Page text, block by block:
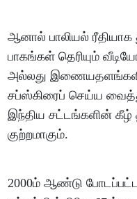
ஆனால் பாலியல்
பாகங்கள் தெரியும்
அல்லது
சப்ஸ்கிரைப் செய்ய
இந்திய சட்டங்களின்
குற்றமாகும்.
2000ம் ஆண்டு